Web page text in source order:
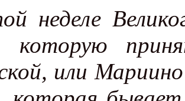
неделе
которую
или